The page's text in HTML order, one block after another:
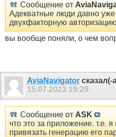
Сообщение от
Адекватные люди давно
двухфакторную
вы вообще поняли, о чем
AviaNavigator сказал(-
15.07.2023 19:29
Сообщение от ASK
что это за приложение. т.е.
привязать генерацию его